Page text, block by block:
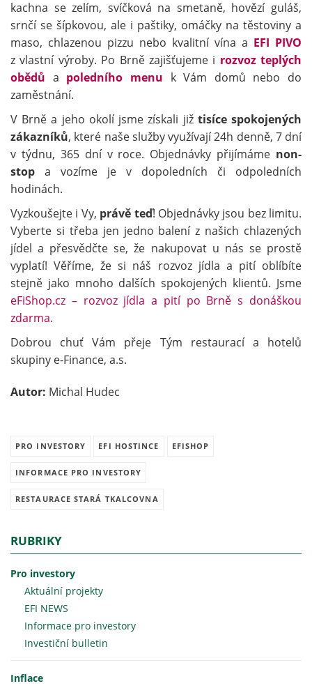
kachna se zelím, svíčková na smetaně, hovězí guláš,
srnčí se šípkovou, ale i paštiky, omáčky na těstoviny a
maso, chlazenou pizzu nebo kvalitní vína a EFI PIVO
z vlastní výroby. Po Brně zajišťujeme i rozvoz teplých
obědů a poledního menu k Vám domů nebo do
zaměstnání.
V Brně a jeho okolí jsme získali již tisíce spokojených
zákazníků, které naše služby využívají 24h denně, 7 dní
v týdnu, 365 dní v roce. Objednávky přijímáme non-
stop a vozíme je v dopoledních či odpoledních
hodinách.
Vyzkoušejte i Vy, právě teď! Objednávky jsou bez limitu.
Vyberte si třeba jen jedno balení z našich chlazených
jídel a přesvědčte se, že nakupovat u nás se prostě
vyplatí! Věříme, že si náš rozvoz jídla a pití oblíbíte
stejně jako mnoho dalších spokojených klientů. Jsme
eFiShop.cz – rozvoz jídla a pití po Brně s donáškou
zdarma.
Dobrou chuť Vám přeje Tým restaurací a hotelů
skupiny e-Finance, a.s.
Autor: Michal Hudec
PRO INVESTORY EFI HOSTINCE EFISHOP
INFORMACE PRO INVESTORY
RESTAURACE STARÁ TKALCOVNA
RUBRIKY
Pro investory
Aktuální projekty
EFI NEWS
Informace pro investory
Investiční bulletin
Inflace